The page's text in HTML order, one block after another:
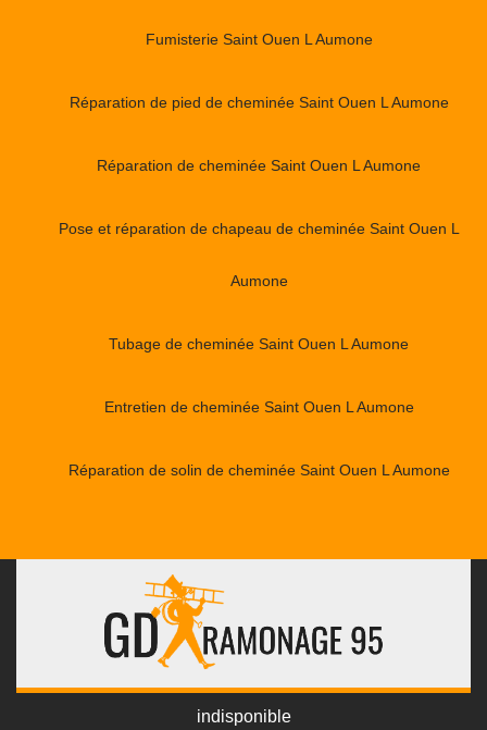
Fumisterie Saint Ouen L Aumone
Réparation de pied de cheminée Saint Ouen L Aumone
Réparation de cheminée Saint Ouen L Aumone
Pose et réparation de chapeau de cheminée Saint Ouen L
Aumone
Tubage de cheminée Saint Ouen L Aumone
Entretien de cheminée Saint Ouen L Aumone
Réparation de solin de cheminée Saint Ouen L Aumone
indisponible